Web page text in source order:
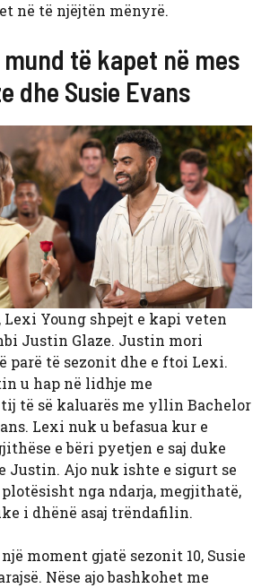
në të njëjtën mënyrë.
mund të kapet në mes
dhe Susie Evans
Lexi Young shpejt e kapi veten
Justin Glaze. Justin mori
parë të sezonit dhe e ftoi Lexi.
u hap në lidhje me
të së kaluarës me yllin Bachelor
Lexi nuk u befasua kur e
e bëri pyetjen e saj duke
Justin. Ajo nuk ishte e sigurt se
nga ndarja, megjithatë,
i dhënë asaj trëndafilin.
moment gjatë sezonit 10, Susie
Nëse ajo bashkohet me